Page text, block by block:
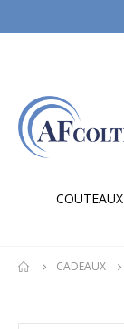
COUTEAUX
CADEAUX